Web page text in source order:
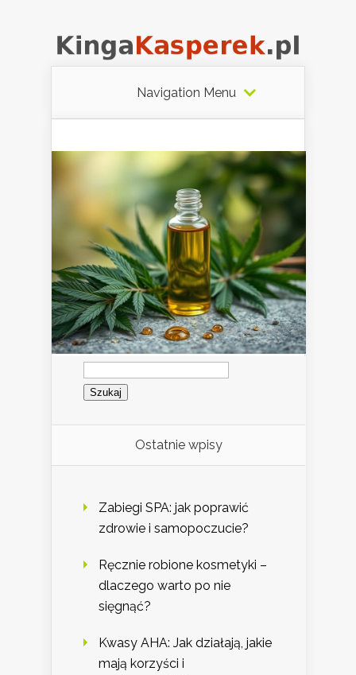
Navigation Menu
Szukaj:
Ostatnie wpisy
Zabiegi SPA: jak poprawić
zdrowie i samopoczucie?
Ręcznie robione kosmetyki –
dlaczego warto po nie
sięgnąć?
Kwasy AHA: Jak działają, jakie
mają korzyści i